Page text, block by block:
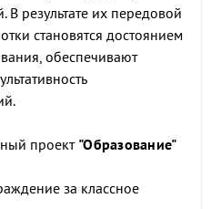
результате их передовой
становятся достоянием
обеспечивают
проект "Образование"
за классное